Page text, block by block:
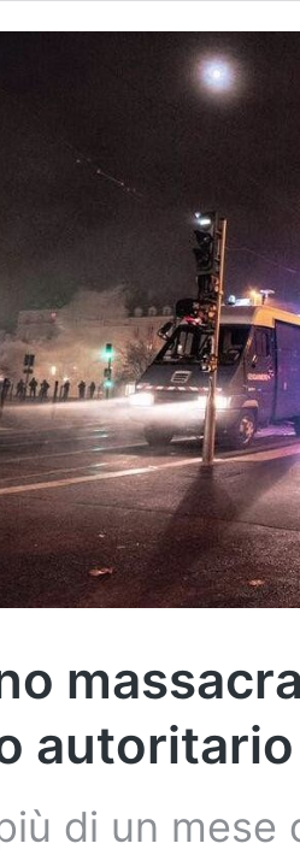
autoritario
di un mese